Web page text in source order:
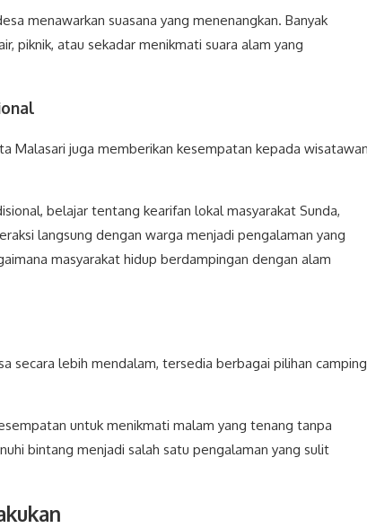
menawarkan suasana yang menenangkan. Banyak
piknik, atau sekadar menikmati suara alam yang
Malasari juga memberikan kesempatan kepada
belajar tentang kearifan lokal masyarakat Sunda,
langsung dengan warga menjadi pengalaman yang
masyarakat hidup berdampingan dengan alam
secara lebih mendalam, tersedia berbagai pilihan camping
untuk menikmati malam yang tenang tanpa
bintang menjadi salah satu pengalaman yang sulit